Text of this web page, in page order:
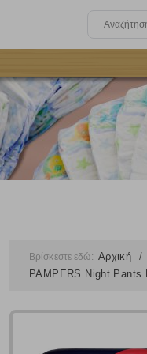
Βρίσκεστε εδώ: Αρχική
PAMPERS Night Pants